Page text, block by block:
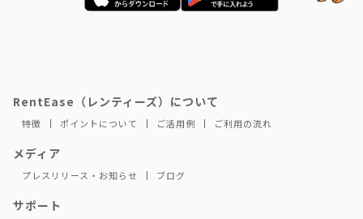
RentEase（レンティーズ）について
特徴 ポイントについて ご活用例 ご利用の流れ
メディア
プレスリリース・お知らせ ブログ
サポート